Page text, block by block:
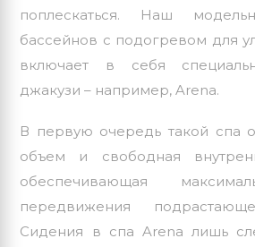
поплескаться. Наш
бассейнов с подогревом для
включает в себя
джакузи – например,Arena.
В первую очередь такой спа
объем и свободная
обеспечивающая
передвижения
Сидения в спа Arena лишь